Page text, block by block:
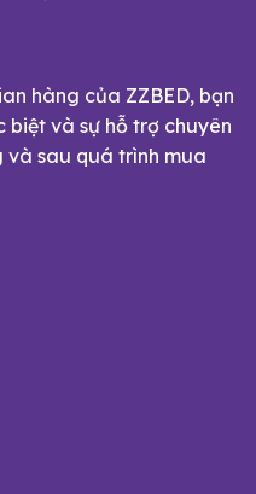
hàng của ZZBED, bạn
biệt và sự hỗ trợ chuyên
và sau quá trình mua